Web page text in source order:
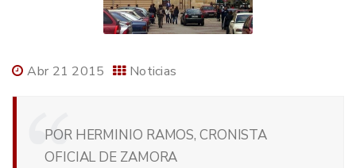
Abr 21 2015 Noticias
POR HERMINIO RAMOS, CRONISTA
OFICIAL DE ZAMORA